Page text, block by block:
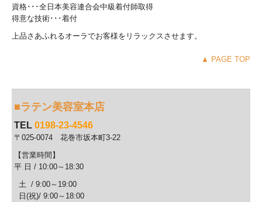
資格･･･全日本美容連合会中級着付師取得
得意な技術･･･着付
上品さあふれるオーラでお客様をリラックスさせます。
▲ PAGE TOP
■ラテン美容室本店
TEL0198-23-4546
〒025-0074 花巻市坂本町3-22
【営業時間】
平 日 / 10:00～18:30
土 / 9:00～19:00
日(祝)/ 9:00～18:00